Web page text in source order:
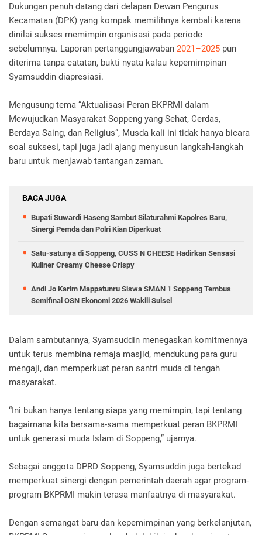
Dukungan penuh datang dari delapan Dewan Pengurus
Kecamatan (DPK) yang kompak memilihnya kembali karena
dinilai sukses memimpin organisasi pada periode
sebelumnya. Laporan pertanggungjawaban 2021–2025 pun
diterima tanpa catatan, bukti nyata kalau kepemimpinan
Syamsuddin diapresiasi.
Mengusung tema “Aktualisasi Peran BKPRMI dalam
Mewujudkan Masyarakat Soppeng yang Sehat, Cerdas,
Berdaya Saing, dan Religius”, Musda kali ini tidak hanya bicara
soal suksesi, tapi juga jadi ajang menyusun langkah-langkah
baru untuk menjawab tantangan zaman.
BACA JUGA
Bupati Suwardi Haseng Sambut Silaturahmi Kapolres Baru,
Sinergi Pemda dan Polri Kian Diperkuat
Satu-satunya di Soppeng, CUSS N CHEESE Hadirkan Sensasi
Kuliner Creamy Cheese Crispy
Andi Jo Karim Mappatunru Siswa SMAN 1 Soppeng Tembus
Semifinal OSN Ekonomi 2026 Wakili Sulsel
Dalam sambutannya, Syamsuddin menegaskan komitmennya
untuk terus membina remaja masjid, mendukung para guru
mengaji, dan memperkuat peran santri muda di tengah
masyarakat.
“Ini bukan hanya tentang siapa yang memimpin, tapi tentang
bagaimana kita bersama-sama memperkuat peran BKPRMI
untuk generasi muda Islam di Soppeng,” ujarnya.
Sebagai anggota DPRD Soppeng, Syamsuddin juga bertekad
memperkuat sinergi dengan pemerintah daerah agar program-
program BKPRMI makin terasa manfaatnya di masyarakat.
Dengan semangat baru dan kepemimpinan yang berkelanjutan,